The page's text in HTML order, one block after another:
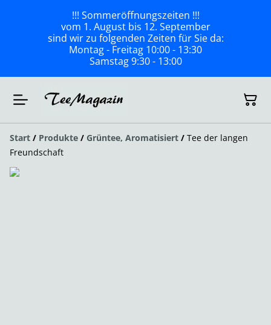
!!! Sommeröffnungszeiten !!!
vom 1. August bis 12. September
sind wir zu folgenden Zeiten für Sie da:
Montag - Freitag 10:00 - 13:30
Samstag 9:30 - 13:00
Start / Produkte / Grüntee, Aromatisiert / Tee der langen
Freundschaft